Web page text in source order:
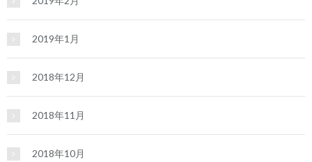
2019年1月
2018年12月
2018年11月
2018年10月